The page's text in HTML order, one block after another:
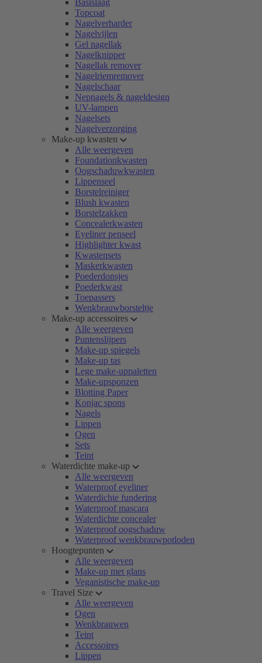
Basislaag
Topcoat
Nagelverharder
Nagelvijlen
Gel nagellak
Nagelknipper
Nagellak remover
Nagelriemremover
Nagelschaar
Nepnagels & nageldesign
UV-lampen
Nagelsets
Nagelverzorging
Make-up kwasten
Alle weergeven
Foundationkwasten
Oogschaduwkwasten
Lippenseel
Borstelreiniger
Blush kwasten
Borstelzakken
Concealerkwasten
Eyeliner penseel
Highlighter kwast
Kwastensets
Maskerkwasten
Poederdonsjes
Poederkwast
Toepassers
Wenkbrauwborsteltje
Make-up accessoires
Alle weergeven
Puntenslijpers
Make-up spiegels
Make-up tas
Lege make-uppaletten
Make-upsponzen
Blotting Paper
Konjac spons
Nagels
Lippen
Ogen
Sets
Teint
Waterdichte make-up
Alle weergeven
Waterproof eyeliner
Waterdichte fundering
Waterproof mascara
Waterdichte concealer
Waterproof oogschaduw
Waterproof wenkbrauwpotloden
Hoogtepunten
Alle weergeven
Make-up met glans
Veganistische make-up
Travel Size
Alle weergeven
Ogen
Wenkbrauwen
Teint
Accessoires
Lippen